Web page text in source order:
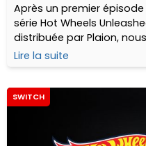
Après un premier
série Hot Wheels
distribuée par Plaion,
un numéro 2 nommé
Lire la suite
SWITCH